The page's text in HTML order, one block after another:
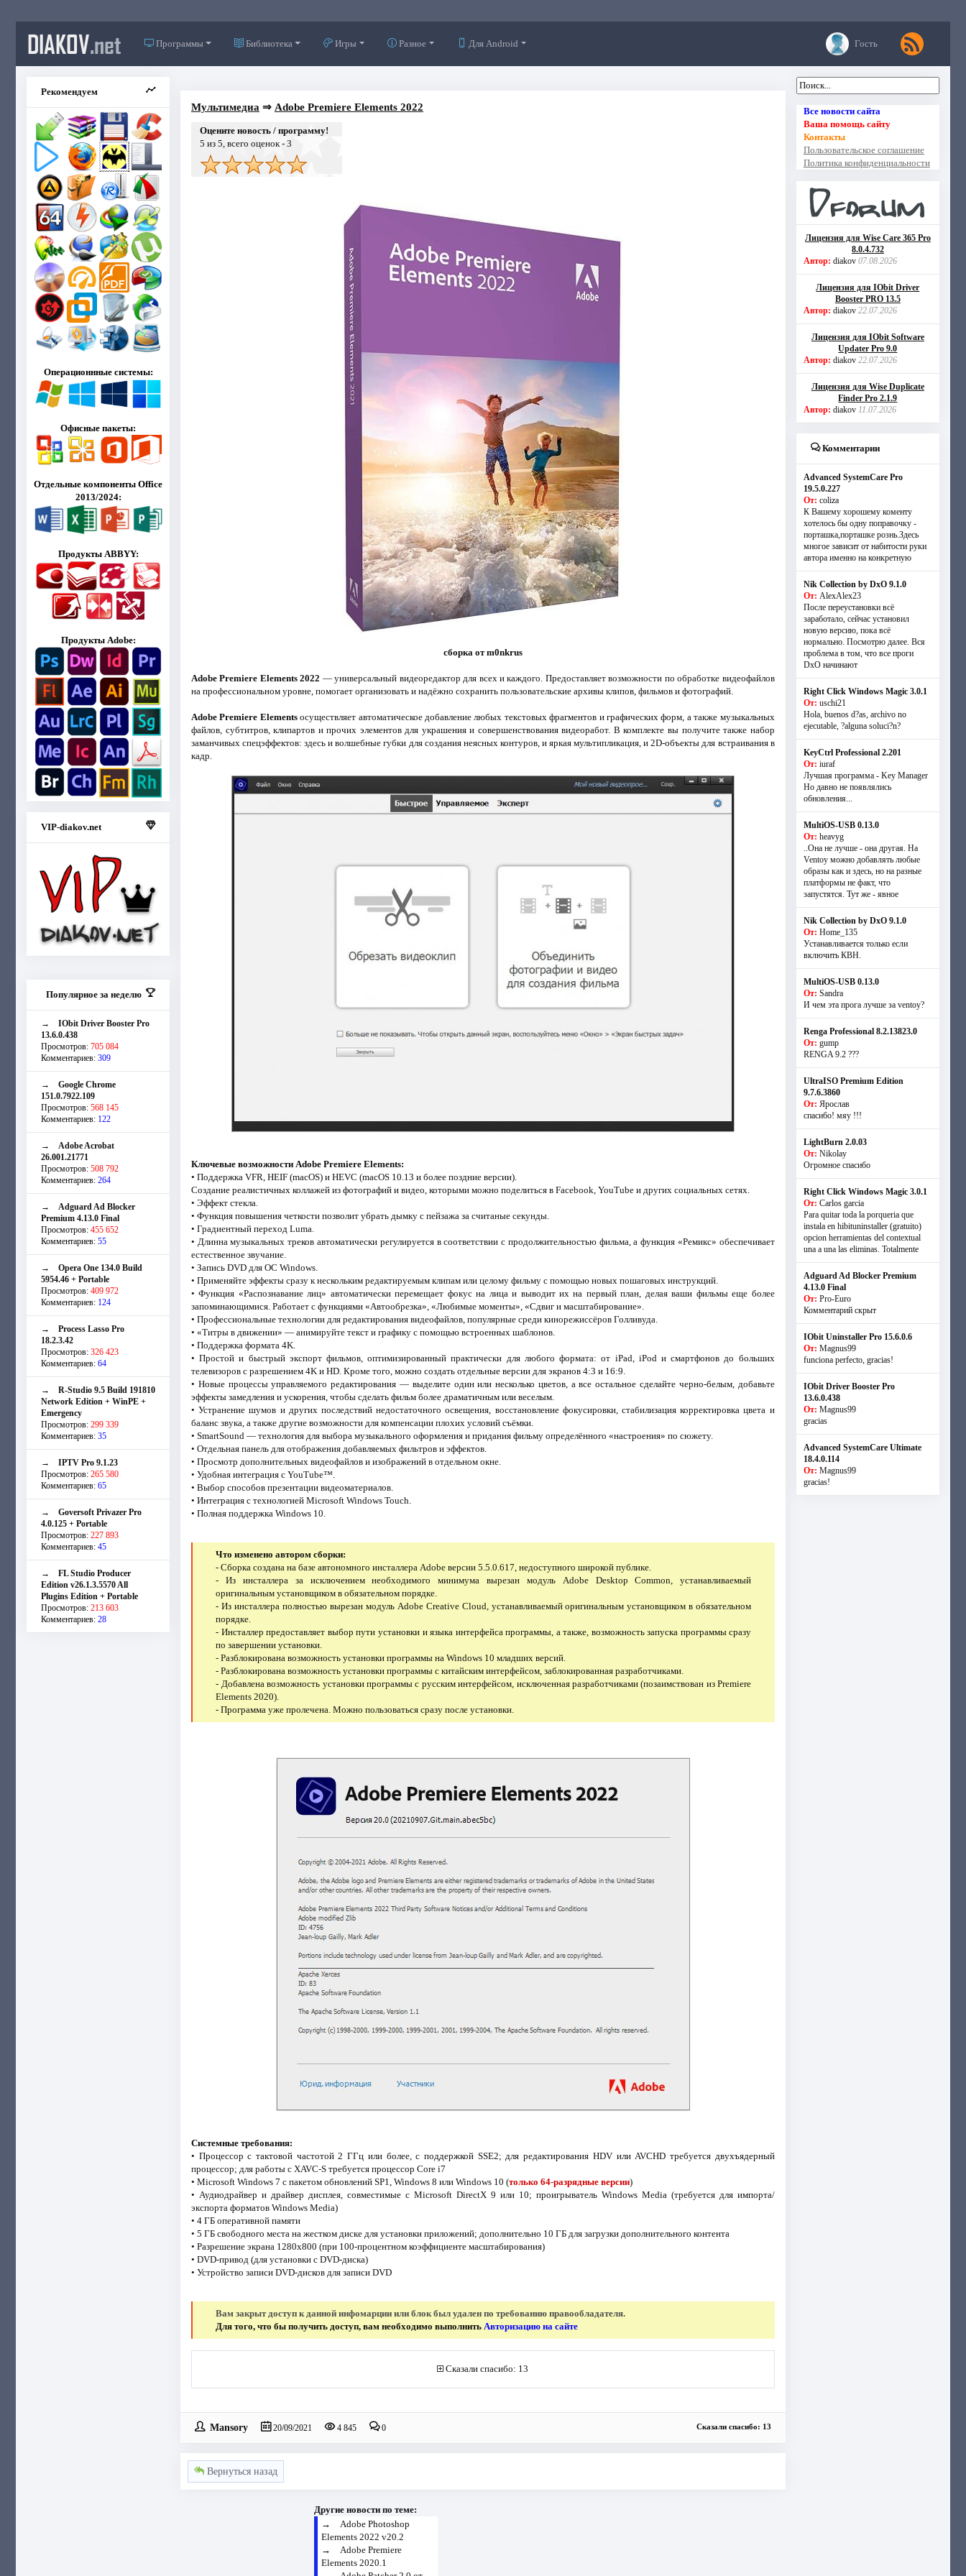
DIAKOV.net Программы Библиотека Игры Разное Для Android Гость
Рекомендуем
Операционнные системы:
Офисные пакеты:
Отдельные компоненты Office
2013/2024:
Продукты ABBYY:
Продукты Adobe:
VIP-diakov.net
Популярное за неделю
→ IObit Driver Booster Pro
13.6.0.438
Просмотров: 705 084
Комментариев: 309
→ Google Chrome
151.0.7922.109
Просмотров: 568 145
Комментариев: 122
→ Adobe Acrobat
26.001.21771
Просмотров: 508 792
Комментариев: 264
→ Adguard Ad Blocker
Premium 4.13.0 Final
Просмотров: 455 652
Комментариев: 55
→ Opera One 134.0 Build
5954.46 + Portable
Просмотров: 409 972
Комментариев: 124
→ Process Lasso Pro
18.2.3.42
Просмотров: 326 423
Комментариев: 64
→ R-Studio 9.5 Build 191810
Network Edition + WinPE +
Emergency
Просмотров: 299 339
Комментариев: 35
→ IPTV Pro 9.1.23
Просмотров: 265 580
Комментариев: 65
→ Goversoft Privazer Pro
4.0.125 + Portable
Просмотров: 227 893
Комментариев: 45
→ FL Studio Producer
Edition v26.1.3.5570 All
Plugins Edition + Portable
Просмотров: 213 603
Комментариев: 28
Мультимедиа ⇒ Adobe Premiere Elements 2022
Оцените новость / программу!
5 из 5, всего оценок - 3
сборка от m0nkrus
Adobe Premiere Elements 2022 — универсальный видеоредактор для всех и каждого. Предоставляет возможности по обработке видеофайлов
на профессиональном уровне, помогает организовать и надёжно сохранить пользовательские архивы клипов, фильмов и фотографий.
Adobe Premiere Elementsосуществляет автоматическое добавление любых текстовых фрагментов и графических форм, а также музыкальных
файлов, субтитров, клипартов и прочих элементов для украшения и совершенствования видеоработ. В комплекте вы получите также набор
заманчивых спецэффектов: здесь и волшебные губки для создания неясных контуров, и яркая мультипликация, и 2D-объекты для встраивания в
кадр.
Ключевые возможности Adobe Premiere Elements:
• Поддержка VFR, HEIF (macOS) и HEVC (macOS 10.13 и более поздние версии).
Создание реалистичных коллажей из фотографий и видео, которыми можно поделиться в Facebook, YouTube и других социальных сетях.
• Эффект стекла.
• Функция повышения четкости позволит убрать дымку с пейзажа за считаные секунды.
• Градиентный переход Luma.
• Длинна музыкальных треков автоматически регулируется в соответствии с продолжительностью фильма, а функция «Ремикс» обеспечивает
естественное звучание.
• Запись DVD для ОС Windоws.
• Применяйте эффекты сразу к нескольким редактируемым клипам или целому фильму с помощью новых пошаговых инструкций.
• Функция «Распознавание лиц» автоматически перемещает фокус на лица и выводит их на первый план, делая ваши фильмы еще более
запоминающимися. Работает с функциями «Автообрезка», «Любимые моменты», «Сдвиг и масштабирование».
• Профессиональные технологии для редактирования видеофайлов, популярные среди кинорежиссёров Голливуда.
• «Титры в движении» — анимируйте текст и графику с помощью встроенных шаблонов.
• Поддержка формата 4K.
• Простой и быстрый экспорт фильмов, оптимизированный практически для любого формата: от iPad, iPod и смартфонов до больших
телевизоров с разрешением 4K и HD. Кроме того, можно создать отдельные версии для экранов 4:3 и 16:9.
• Новые процессы управляемого редактирования — выделите один или несколько цветов, а все остальное сделайте черно-белым, добавьте
эффекты замедления и ускорения, чтобы сделать фильм более драматичным или веселым.
• Устранение шумов и других последствий недостаточного освещения, восстановление фокусировки, стабилизация корректировка цвета и
баланс звука, а также другие возможности для компенсации плохих условий съёмки.
• SmartSound — технология для выбора музыкального оформления и придания фильму определённого «настроения» по сюжету.
• Отдельная панель для отображения добавляемых фильтров и эффектов.
• Просмотр дополнительных видеофайлов и изображений в отдельном окне.
• Удобная интеграция с YouTube™.
• Выбор способов презентации видеоматериалов.
• Интеграция с технологией Microsoft Windows Touch.
• Полная поддержка Windows 10.
Что изменено автором сборки:
- Сборка создана на базе автономного инсталлера Adobe версии 5.5.0.617, недоступного широкой публике.
- Из инсталлера за исключением необходимого минимума вырезан модуль Adobe Desktop Common, устанавливаемый
оригинальным установщиком в обязательном порядке.
- Из инсталлера полностью вырезан модуль Adobe Creative Cloud, устанавливаемый оригинальным установщиком в обязательном
порядке.
- Инсталлер предоставляет выбор пути установки и языка интерфейса программы, а также, возможность запуска программы сразу
по завершении установки.
- Разблокирована возможность установки программы на Windows 10 младших версий.
- Разблокирована возможность установки программы с китайским интерфейсом, заблокированная разработчиками.
- Добавлена возможность установки программы с русским интерфейсом, исключенная разработчиками (позаимствован из Premiere
Elements 2020).
- Программа уже пролечена. Можно пользоваться сразу после установки.
Системные требования:
• Процессор с тактовой частотой 2 ГГц или более, с поддержкой SSE2; для редактирования HDV или AVCHD требуется двухъядерный
процессор; для работы с XAVC-S требуется процессор Core i7
• Microsoft Windows 7 с пакетом обновлений SP1, Windows 8 или Windows 10 (только 64-разрядные версии)
• Аудиодрайвер и драйвер дисплея, совместимые с Microsoft DirectX 9 или 10; проигрыватель Windows Media (требуется для импорта/
экспорта форматов Windows Media)
• 4 ГБ оперативной памяти
• 5 ГБ свободного места на жестком диске для установки приложений; дополнительно 10 ГБ для загрузки дополнительного контента
• Разрешение экрана 1280x800 (при 100-процентном коэффициенте масштабирования)
• DVD-привод (для установки с DVD-диска)
• Устройство записи DVD-дисков для записи DVD
Вам закрыт доступ к данной инфомарции или блок был удален по требованию правообладателя.
Для того, что бы получить доступ, вам необходимо выполнитьАвторизацию на сайте
Сказали спасибо: 13
Mansory 20/09/2021 4 845 0 Сказали спасибо: 13
Вернуться назад
Другие новости по теме:
→ Adobe Photoshop
Elements 2022 v20.2
→ Adobe Premiere
Elements 2020.1
Все новости сайта
Ваша помощь сайту
Контакты
Пользовательское соглашение
Политика конфиденциальности
Лицензия для Wise Care 365 Pro
8.0.4.732
Автор: diakov 07.08.2026
Лицензия для IObit Driver
Booster PRO 13.5
Автор: diakov 22.07.2026
Лицензия для IObit Software
Updater Pro 9.0
Автор: diakov 22.07.2026
Лицензия для Wise Duplicate
Finder Pro 2.1.9
Автор: diakov 11.07.2026
Комментарии
Advanced SystemCare Pro
19.5.0.227
От: coliza
К Вашему хорошему коменту
хотелось бы одну поправочку -
порташка,порташке рознь.Здесь
многое зависит от набитости руки
автора именно на конкретную
Nik Collection by DxO 9.1.0
От: AlexAlex23
После переустановки всё
заработало, сейчас установил
новую версию, пока всё
нормально. Посмотрю далее. Вся
проблема в том, что все проги
DxO начинают
Right Click Windows Magic 3.0.1
От: uschi21
Hola, buenos d?as, archivo no
ejecutable, ?alguna soluci?n?
KeyCtrl Professional 2.201
От: iuraf
Лучшая программа - Key Manager
Но давно не появлялись
обновления...
MultiOS-USB 0.13.0
От: heavyg
..Она не лучше - она другая. На
Ventoy можно добавлять любые
образы как и здесь, но на разные
платформы не факт, что
запустятся. Тут же - явное
Nik Collection by DxO 9.1.0
От: Home_135
Устанавливается только если
включить КВН.
MultiOS-USB 0.13.0
От: Sandra
И чем эта прога лучше за ventoy?
Renga Professional 8.2.13823.0
От: gump
RENGA 9.2 ???
UltraISO Premium Edition
9.7.6.3860
От: Ярослав
спасибо! мяу !!!
LightBurn 2.0.03
От: Nikolay
Огромное спасибо
Right Click Windows Magic 3.0.1
От: Carlos garcia
Para quitar toda la porqueria que
instala en hibituninstaller (gratuito)
opcion herramientas del contextual
una a una las eliminas. Totalmente
Adguard Ad Blocker Premium
4.13.0 Final
От: Pro-Euro
Комментарий скрыт
IObit Uninstaller Pro 15.6.0.6
От: Magnus99
funciona perfecto, gracias!
IObit Driver Booster Pro
13.6.0.438
От: Magnus99
gracias
Advanced SystemCare Ultimate
18.4.0.114
От: Magnus99
gracias!